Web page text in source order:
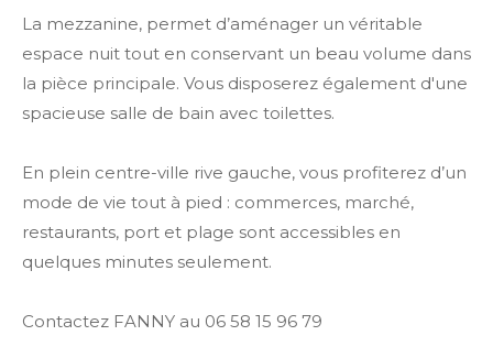
La mezzanine, permet d’aménager un véritable
espace nuit tout en conservant un beau volume dans
la pièce principale. Vous disposerez également d'une
spacieuse salle de bain avec toilettes.
En plein centre-ville rive gauche, vous profiterez d’un
mode de vie tout à pied : commerces, marché,
restaurants, port et plage sont accessibles en
quelques minutes seulement.
Contactez FANNY au 06 58 15 96 79